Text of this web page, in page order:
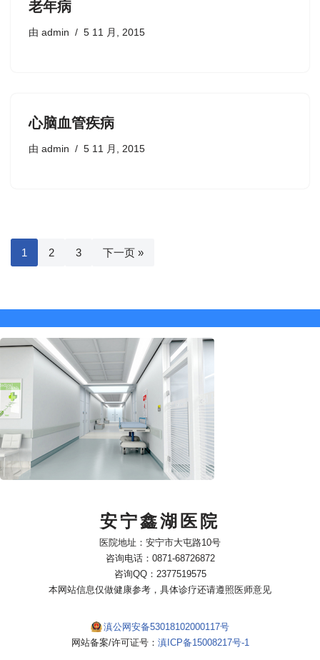
老年病
由 admin 5 11 月, 2015
心脑血管疾病
由 admin 5 11 月, 2015
1 2 3 下一页 »
安宁鑫湖医院
医院地址：安宁市大屯路10号
咨询电话：0871-68726872
咨询QQ：2377519575
本网站信息仅做健康参考，具体诊疗还请遵照医师意见
滇公网安备53018102000117号
网站备案/许可证号： 滇ICP备15008217号-1